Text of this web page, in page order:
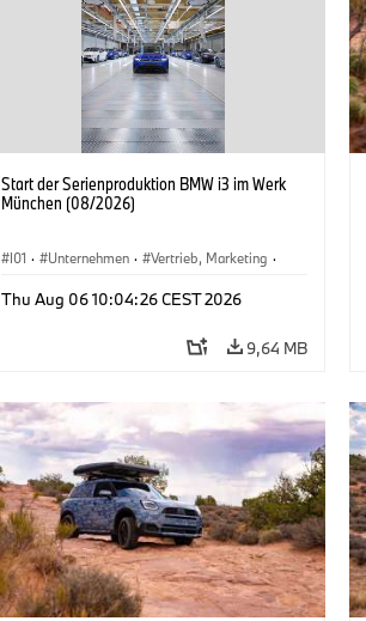
Start der Serienproduktion BMW i3 im Werk
München (08/2026)
I01 · Unternehmen · Vertrieb, Marketing ·
Thu Aug 06 10:04:26 CEST 2026
9,64 MB